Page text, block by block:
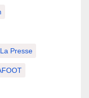
Presse